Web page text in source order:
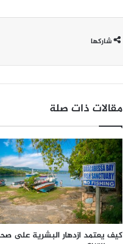
شاركها
مقالات ذات صلة
كيف يعتمد ازدهار البشرية على